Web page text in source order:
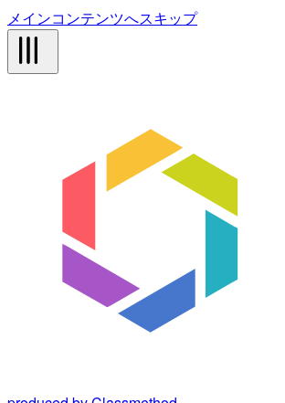
メインコンテンツへスキップ